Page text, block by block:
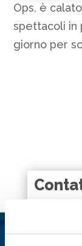
Ops, è
spettacoli in
giorno per